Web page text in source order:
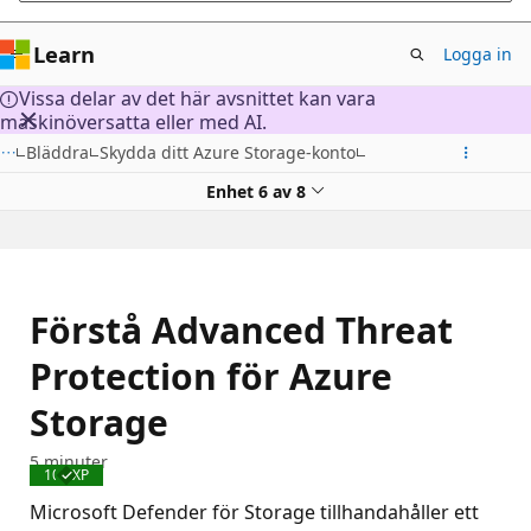
Learn Logga in
Vissa delar av det här avsnittet kan vara
maskinöversatta eller med AI.
Bläddra Skydda ditt Azure Storage-konto
Enhet 6 av 8
Förstå Advanced Threat
Protection för Azure
Storage
Slutförd
100 XP
5 minuter
Microsoft Defender för Storage tillhandahåller ett